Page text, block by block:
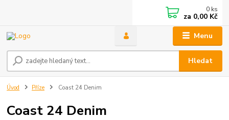
Menu
Hledat
0 ks
za 0,00 Kč
Úvod Příze Coast 24 Denim
Coast 24 Denim